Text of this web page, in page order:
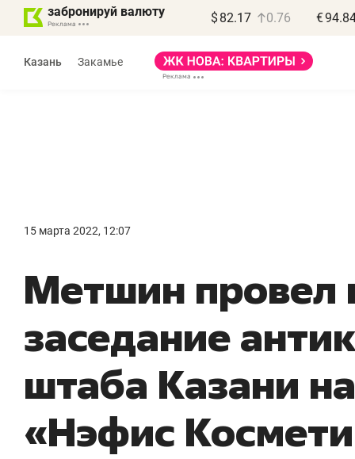
забронируй валюту $ 82.17 0.76 €
Казань Закамье
15 марта 2022, 12:07
Метшин провел
заседание
штаба Казани
«Нэфис